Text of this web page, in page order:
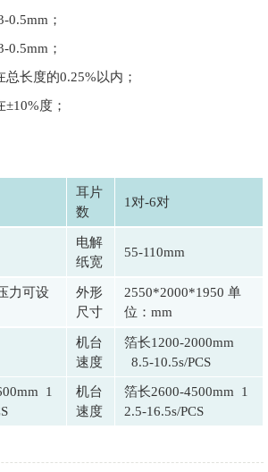
；
；
长度的0.25%以内；
度；
耳片
数
1对-6对
电解
纸宽
55-110mm
力可设
外形
尺寸
2550*2000*1950 单
位：mm
机台
速度
箔长1200-2000mm
8.5-10.5s/PCS
1
机台
速度
箔长2600-4500mm 1
2.5-16.5s/PCS